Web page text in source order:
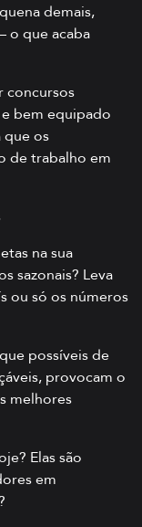
demais,
o que acaba
concursos
bem equipado
os
de trabalho em
na sua
sazonais? Leva
ou só os números
possíveis de
provocam o
melhores
Elas são
em